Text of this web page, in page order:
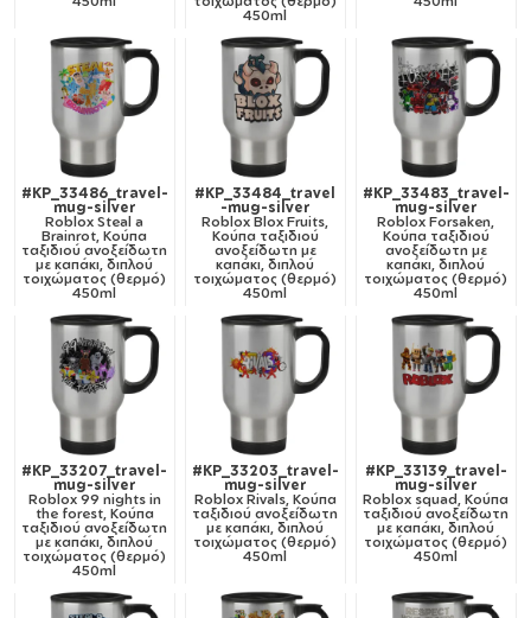
450ml
#KP_33486_travel-
mug-silver
Roblox Steal a
Brainrot, Κούπα
ταξιδιού ανοξείδωτη
με καπάκι, διπλού
τοιχώματος (θερμό)
450ml
#KP_33484_travel
-mug-silver
Roblox Blox Fruits,
Κούπα ταξιδιού
ανοξείδωτη με
καπάκι, διπλού
τοιχώματος (θερμό)
450ml
#KP_33483_travel-
mug-silver
Roblox Forsaken,
Κούπα ταξιδιού
ανοξείδωτη με
καπάκι, διπλού
τοιχώματος (θερμό)
450ml
#KP_33207_travel-
mug-silver
Roblox 99 nights in
the forest, Κούπα
ταξιδιού ανοξείδωτη
με καπάκι, διπλού
τοιχώματος (θερμό)
450ml
#KP_33203_travel-
mug-silver
Roblox Rivals, Κούπα
ταξιδιού ανοξείδωτη
με καπάκι, διπλού
τοιχώματος (θερμό)
450ml
#KP_33139_travel-
mug-silver
Roblox squad, Κούπα
ταξιδιού ανοξείδωτη
με καπάκι, διπλού
τοιχώματος (θερμό)
450ml